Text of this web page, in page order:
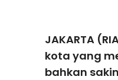
JAKARTA
kota yang
bahkan